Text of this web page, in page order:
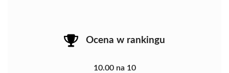
Ocena w rankingu
10.00 na 10